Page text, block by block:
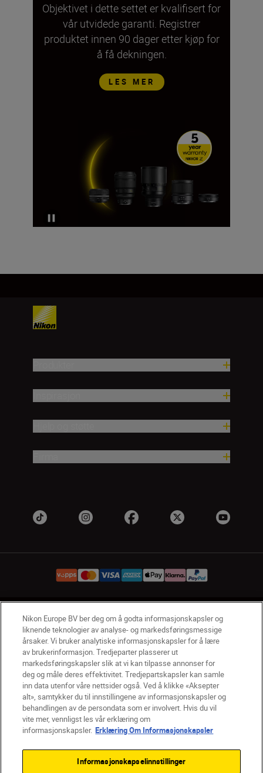
Objektivet i dette settet er kvalifisert for
vår utvidede garanti. Registrer
produktet innen 90 dager etter kjøp for
å få dekningen.
LES MER
NO Nikon Sites
Kontakt oss Personvernerklæring
Bruksvilkår
Vilkår og betingelser for Nikon Store
Erklæring Om Informasjonskapsler
Tilgjengelighet
Innstillinger for informasjonskapsler
© 2026 Nikon
Back to top
Nikon Europe BV ber deg om å godta informasjonskapsler og
liknende teknologier av analyse- og markedsføringsmessige
årsaker. Vi bruker analytiske informasjonskapsler for å lære
av brukerinformasjon. Tredjeparter plasserer ut
markedsføringskapsler slik at vi kan tilpasse annonser for
deg og måle deres effektivitet. Tredjepartskapsler kan samle
inn data utenfor våre nettsider også. Ved å klikke «Aksepter
alt», samtykker du til innstillingene av informasjonskapsler og
behandlingen av de persondata som er involvert. Hvis du vil
vite mer, vennligst les vår erklæring om
informasjonskapsler. Erklæring Om Informasjonskapsler
Informasjonskapselinnstillinger